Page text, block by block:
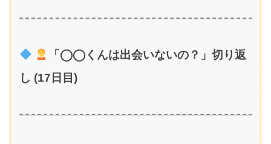
「◯◯くんは出会いないの？」切り返
し (17日目)